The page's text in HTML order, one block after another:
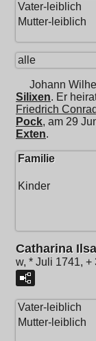
Vater-leiblich
Mutter-leiblich
alle
Johann
Silixen. Er
Friedrich Conrad
Pock, am 29
Exten.
Familie
Kinder
Catharina
w, * Juli 1741, +
Vater-leiblich
Mutter-leiblich